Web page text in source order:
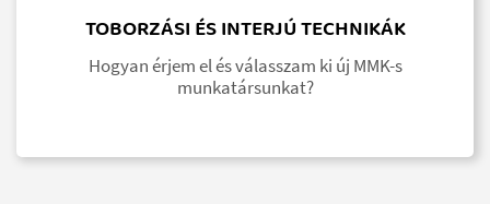
TOBORZÁSI ÉS INTERJÚ TECHNIKÁK
Hogyan érjem el és válasszam ki új MMK-s
munkatársunkat?